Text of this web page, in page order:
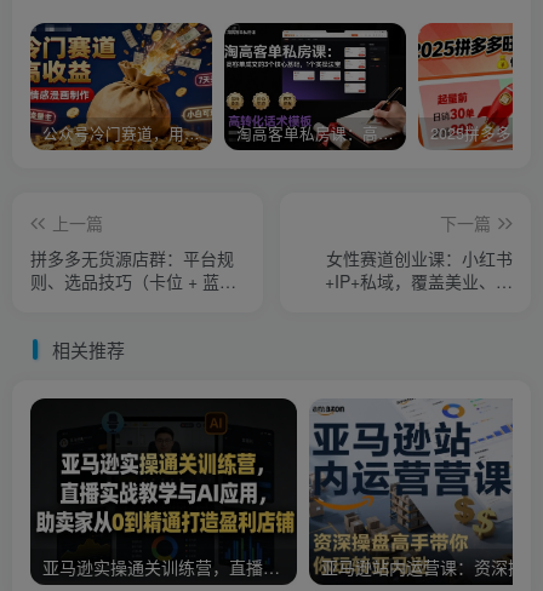
公众号冷门赛道，用AI做情感漫画，7天开通流量主，操作简单，小白可玩 淘高客单私房课：高客单成交的3个核心基础，1个实操法宝
上一篇
拼多多无货源店群：平台规
则、选品技巧（卡位 + 蓝
下一篇
女性赛道创业课：小红书
+IP+私域，覆盖美业、情
相关推荐
亚马逊实操通关训练营，直播实战教学与AI应用，助卖家从0到精通打造盈利店铺（更新4月2日）